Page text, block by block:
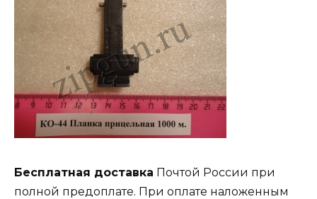
Бесплатная доставка Почтой России при
полной предоплате. При оплате наложенным